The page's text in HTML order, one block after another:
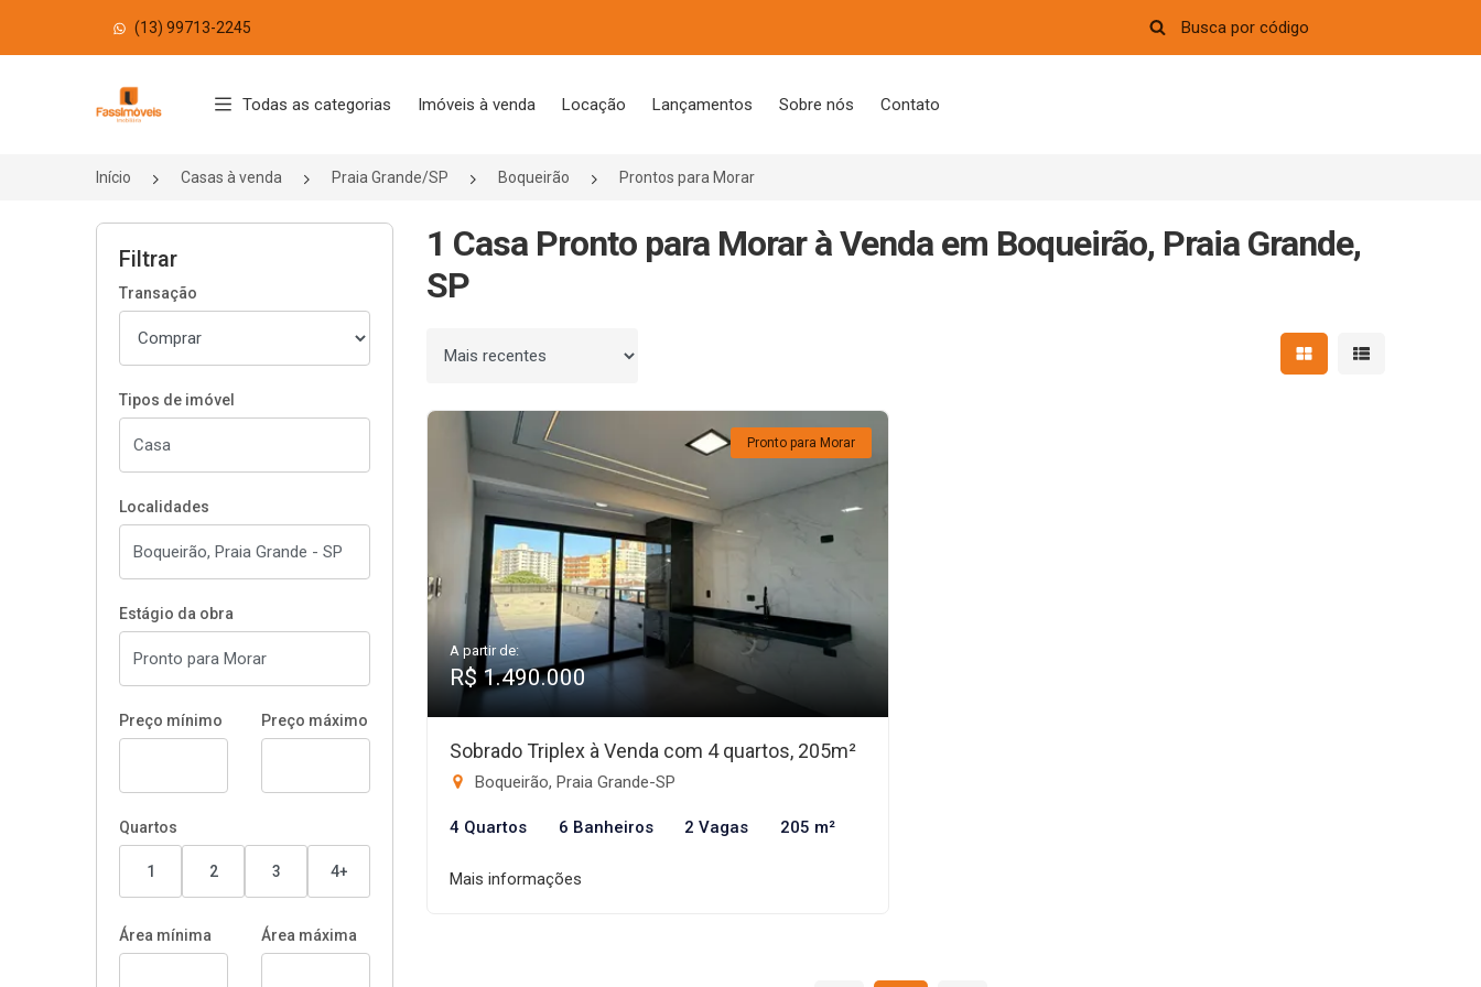
(13) 99713-2245
Página inicial
Todas as categorias Imóveis à venda Locação Lançamentos Sobre nós Contato
Início Casas à venda Praia Grande/SP Boqueirão Prontos para Morar
Filtrar
Transação
Tipos de imóvel
Localidades
Estágio da obra
Preço mínimo Preço máximo
Quartos
1 2 3 4+
Área mínima Área máxima
1 Casa Pronto para Morar à Venda em Boqueirão, Praia Grande,
SP
Ordenar por Mostrar resultados em
Mostrar
Pronto para Morar
A partir de:
R$ 1.490.000
Sobrado Triplex à Venda com 4 quartos, 205m²
Boqueirão, Praia Grande-SP
4 Quartos 6 Banheiros 2 Vagas 205 m²
Mais informações